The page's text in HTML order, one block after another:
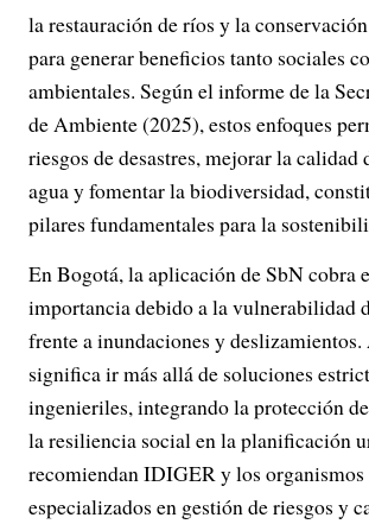
la restauración de ríos y la
para generar beneficios tanto sociales
ambientales. Según el informe de la
de Ambiente (2025), estos enfoques
riesgos de desastres, mejorar la calidad
agua y fomentar la biodiversidad,
pilares fundamentales para la
En Bogotá, la aplicación de SbN cobra
importancia debido a la vulnerabilidad
frente a inundaciones y deslizamientos.
significa ir más allá de soluciones
ingenieriles, integrando la protección
la resiliencia social en la planificación
recomiendan IDIGER y los
especializados en gestión de riesgos y